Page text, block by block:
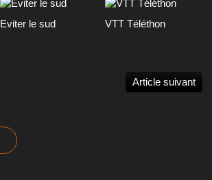
Eviter le sud VTT Téléthon
Article suivant